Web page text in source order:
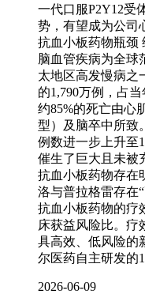
一代口服P2Y12受
势，有望成为公司
抗血小板药物瓶颈
脑血管疾病为全球
太地区高发慢病之
的1,790万例，占
约85%的死亡由心
型）及脑卒中所致
例数进一步上升至
催生了巨大且未被
抗血小板药物存在
洛与普拉格雷存在
抗血小板药物的疗
床获益风险比。疗
具高效、低风险的
尔医药自主研发的
2026-06-09